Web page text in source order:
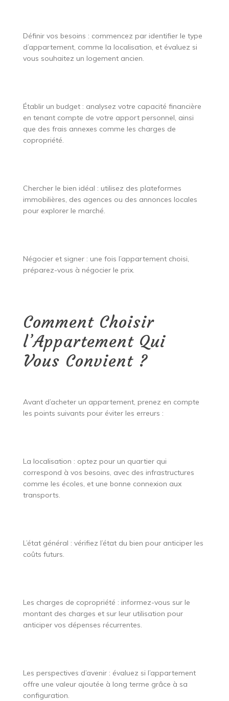
Définir vos besoins : commencez par identifier le type
d’appartement, comme la localisation, et évaluez si
vous souhaitez un logement ancien.
Établir un budget : analysez votre capacité financière
en tenant compte de votre apport personnel, ainsi
que des frais annexes comme les charges de
copropriété.
Chercher le bien idéal : utilisez des plateformes
immobilières, des agences ou des annonces locales
pour explorer le marché.
Négocier et signer : une fois l’appartement choisi,
préparez-vous à négocier le prix.
Comment Choisir
l’Appartement Qui
Vous Convient ?
Avant d’acheter un appartement, prenez en compte
les points suivants pour éviter les erreurs :
La localisation : optez pour un quartier qui
correspond à vos besoins, avec des infrastructures
comme les écoles, et une bonne connexion aux
transports.
L’état général : vérifiez l’état du bien pour anticiper les
coûts futurs.
Les charges de copropriété : informez-vous sur le
montant des charges et sur leur utilisation pour
anticiper vos dépenses récurrentes.
Les perspectives d’avenir : évaluez si l’appartement
offre une valeur ajoutée à long terme grâce à sa
configuration.